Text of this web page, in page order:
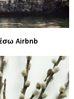
Airbnb